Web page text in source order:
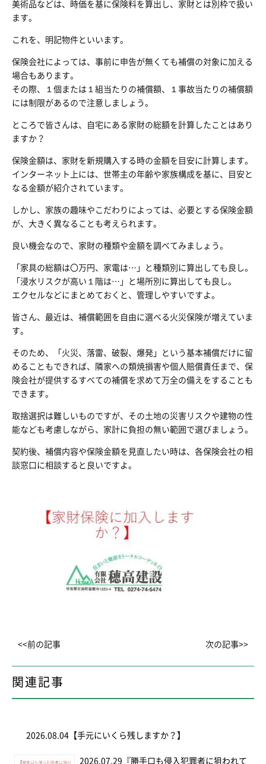
美術品などは、時価を基に保険料を算出し、家財とは別枠で扱い
ます。
これを、明記物件といいます。
保険会社によっては、事前に申告が無くても補償の対象に加える
場合もあります。
その際、１個または１組当たりの補償額、１事故当たりの補償額
には制限があるので注意しましょう。
ところで皆さんは、自宅にある家財の総額を計算したことはあり
ますか？
保険金額は、家財を新規購入する時の金額を目安に計算します。
インターネット上には、世帯主の年齢や家族構成を基に、目安と
なる金額が紹介されています。
しかし、家族の趣味やこだわりによっては、必要とする保険金額
が、大きく異なることも考えられます。
良い機会なので、家財の種類や金額を調べてみましょう。
「家具の総額は〇万円、家電は…」と種類別に算出しても良し。
「浸水リスクが高い１階は…」と場所別に算出しても良し。
エクセルなどにまとめておくと、管理しやすいですよ。
皆さん、最近は、補償範囲を自由に選べる火災保険が増えていま
す。
そのため、「火災、落雷、破裂、爆発」という基本補償だけに留
めることもできれば、隣家への類焼損害や個人賠償責任まで、保
険会社が提供するすべての補償を求めて万全の備えをすることも
できます。
取捨選択は難しいものですが、その土地の災害リスクや建物の性
能なども考慮しながら、家計に負担の無い範囲で選びましょう。
契約後、補償内容や保険金額を見直したい時は、各保険会社の相
談窓口に相談すると良いですよ。
<<前の記事 次の記事>>
関連記事
2026.08.04 【手元にいくら残しますか？】
2026.07.29 『勝手口も侵入犯罪者に狙われて